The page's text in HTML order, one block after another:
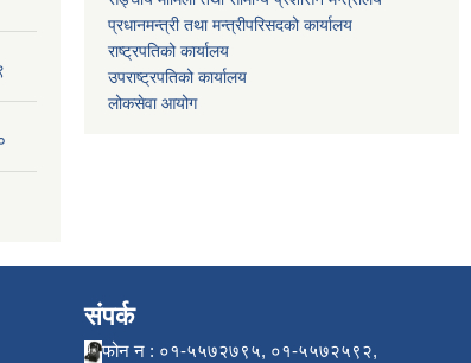
प्रधानमन्त्री तथा मन्त्रीपरिसदको कार्यालय
राष्ट्रपतिको कार्यालय
उपराष्ट्रपतिको कार्यालय
लोकसेवा आयोग
संपर्क
फोन न : ०१-५५७२७९५, ०१-५५७२५९२,